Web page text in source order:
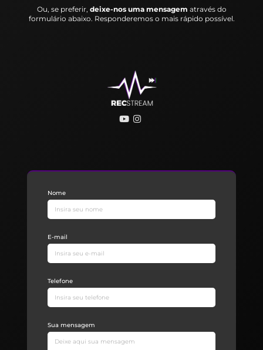
Ou, se preferir, deixe-nos uma mensagem através do
formulário abaixo. Responderemos o mais rápido possível.
Nome
E-mail
Telefone
Sua mensagem